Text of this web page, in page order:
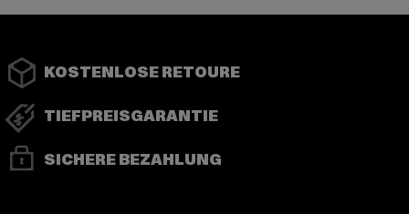
KOSTENLOSE RETOURE
TIEFPREISGARANTIE
SICHERE BEZAHLUNG